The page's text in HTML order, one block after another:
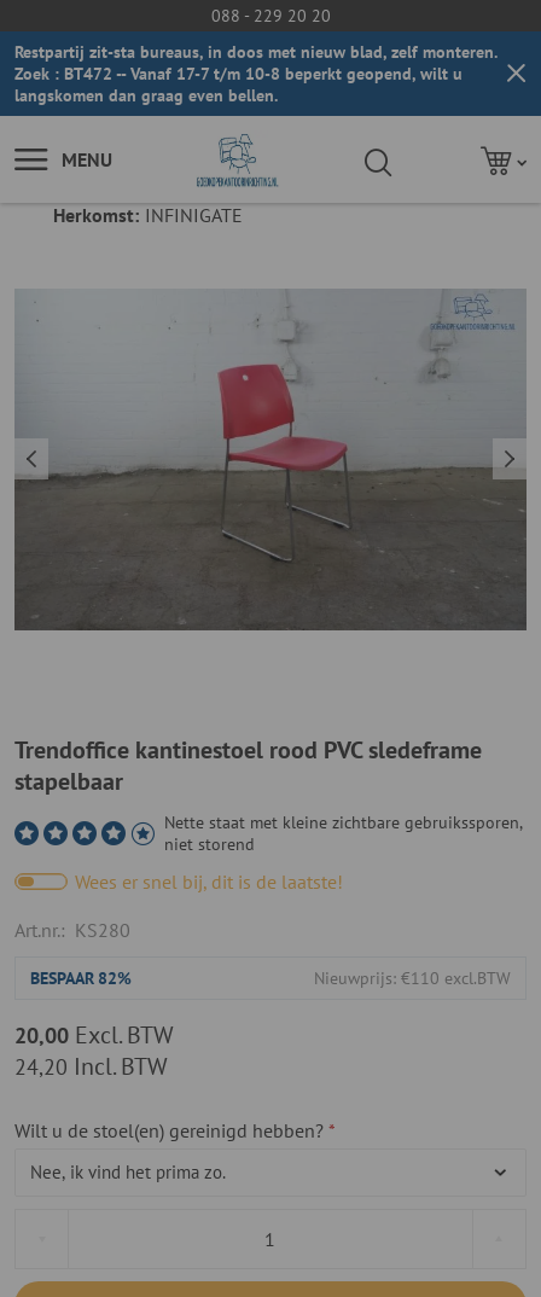
088 - 229 20 20
Restpartij zit-sta bureaus, in doos met nieuw blad, zelf monteren.
Zoek : BT472 -- Vanaf 17-7 t/m 10-8 beperkt geopend, wilt u
langskomen dan graag even bellen.
MENU
Herkomst: INFINIGATE
Trendoffice kantinestoel rood PVC sledeframe
stapelbaar
Nette staat met kleine zichtbare gebruikssporen,
niet storend
Wees er snel bij, dit is de laatste!
Art.nr.: KS280
BESPAAR 82% Nieuwprijs: €110 excl.BTW
24,20 Incl. BTW
20,00 Excl. BTW
Wilt u de stoel(en) gereinigd hebben?